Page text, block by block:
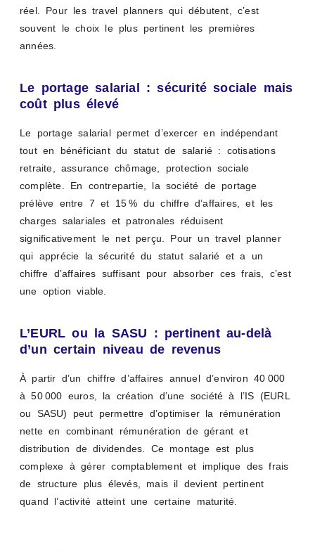
réel. Pour les travel planners qui débutent, c’est
souvent le choix le plus pertinent les premières
années.
Le portage salarial : sécurité sociale mais
coût plus élevé
Le portage salarial permet d’exercer en indépendant
tout en bénéficiant du statut de salarié : cotisations
retraite, assurance chômage, protection sociale
complète. En contrepartie, la société de portage
prélève entre 7 et 15 % du chiffre d’affaires, et les
charges salariales et patronales réduisent
significativement le net perçu. Pour un travel planner
qui apprécie la sécurité du statut salarié et a un
chiffre d’affaires suffisant pour absorber ces frais, c’est
une option viable.
L’EURL ou la SASU : pertinent au-delà
d’un certain niveau de revenus
À partir d’un chiffre d’affaires annuel d’environ 40 000
à 50 000 euros, la création d’une société à l’IS (EURL
ou SASU) peut permettre d’optimiser la rémunération
nette en combinant rémunération de gérant et
distribution de dividendes. Ce montage est plus
complexe à gérer comptablement et implique des frais
de structure plus élevés, mais il devient pertinent
quand l’activité atteint une certaine maturité.